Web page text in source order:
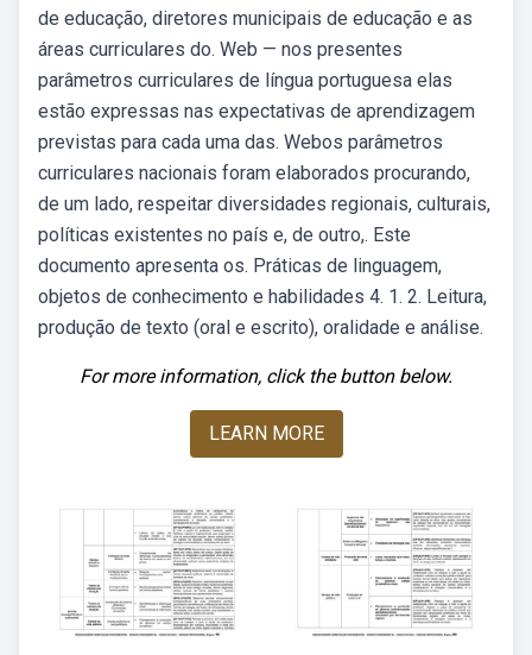
de educação, diretores municipais de educação e as
áreas curriculares do. Web — nos presentes
parâmetros curriculares de língua portuguesa elas
estão expressas nas expectativas de aprendizagem
previstas para cada uma das. Webos parâmetros
curriculares nacionais foram elaborados procurando,
de um lado, respeitar diversidades regionais, culturais,
políticas existentes no país e, de outro,. Este
documento apresenta os. Práticas de linguagem,
objetos de conhecimento e habilidades 4. 1. 2. Leitura,
produção de texto (oral e escrito), oralidade e análise.
For more information, click the button below.
LEARN MORE